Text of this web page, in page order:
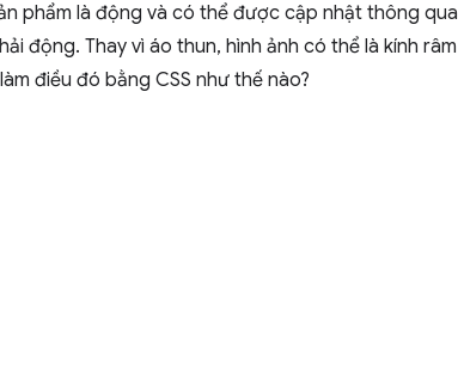
phẩm là động và có thể được cập nhật thông qua
động. Thay vì áo thun, hình ảnh có thể là kính râm
điều đó bằng CSS như thế nào?